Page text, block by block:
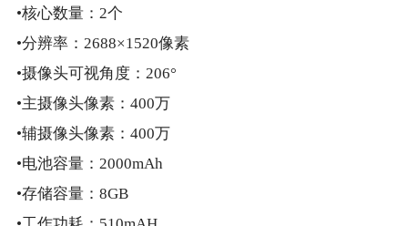
•核心数量：2个
•分辨率：2688×1520像素
•摄像头可视角度：206°
•主摄像头像素：400万
•辅摄像头像素：400万
•电池容量：2000mAh
•存储容量：8GB